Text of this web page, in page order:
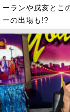
ーランや戌亥とこ
ーの出場も!?